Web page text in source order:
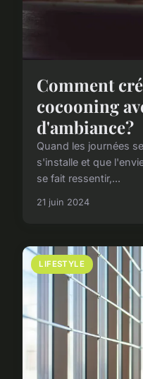
Comment
cocooning
d'ambiance?
Quand les journées
s'installe et que
se fait ressentir,...
21 juin 2024
LIFESTYLE